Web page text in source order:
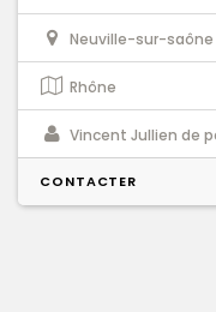
Neuville-sur-saône
Rhône
Vincent Jullien de
CONTACTER